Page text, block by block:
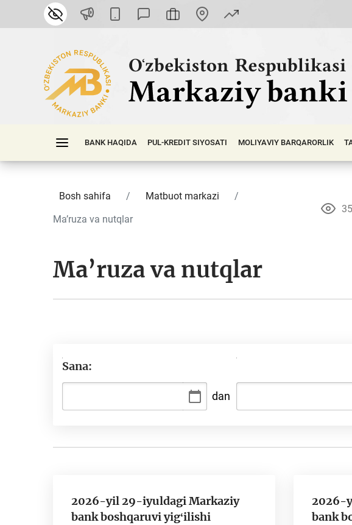
BANK HAQIDA PUL-KREDIT SIYOSATI MOLIYAVIY BАRQАRОRLIK
Bosh sahifa
Matbuot markazi
Ma’ruza va nutqlar
Ma’ruza va nutqlar
Sana:
dan
2026-yil 29-iyuldagi Markaziy
bank boshqaruvi yigʻilishi
2026-
bank